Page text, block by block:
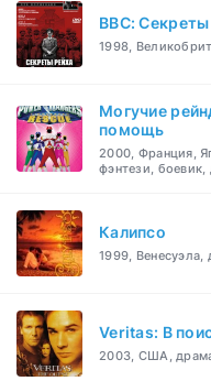
BBC:
1998,
Могучие
помощь
2000, Франция,
фэнтези,
Калипсо
1999,
Veritas: В
2003, США,